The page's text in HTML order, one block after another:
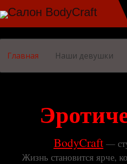
Салон BodyCraft
Главная Наши девушки
BodyCraft—
Жизнь становится ярче,